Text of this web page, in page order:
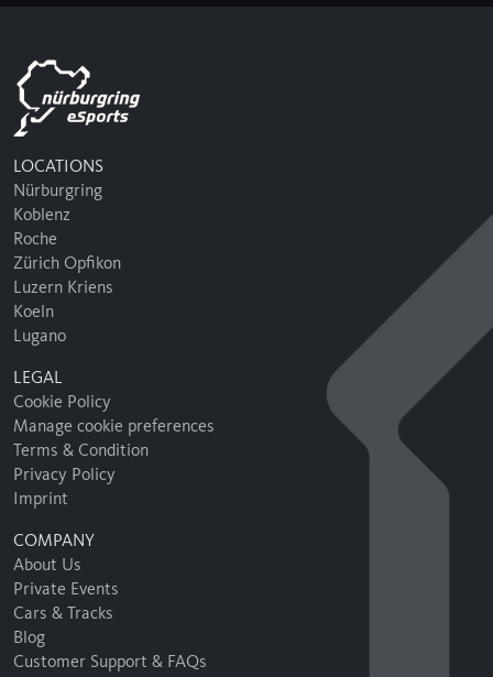
LOCATIONS
Nürburgring
Koblenz
Roche
Zürich Opfikon
Luzern Kriens
Koeln
Lugano
LEGAL
Cookie Policy
Manage cookie preferences
Terms & Condition
Privacy Policy
Imprint
COMPANY
About Us
Private Events
Cars & Tracks
Blog
Customer Support & FAQs